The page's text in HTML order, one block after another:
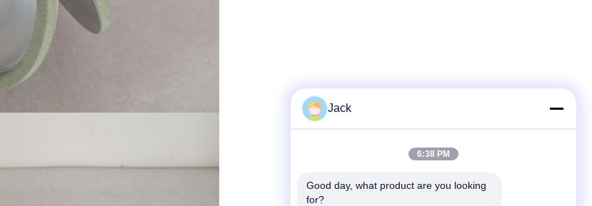
Jack
6:38 PM
Good day, what product are you looking
for?